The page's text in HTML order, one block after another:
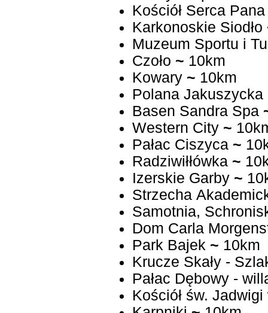
Kościół Serca
Karkonoskie Siodło
Muzeum Sportu i
Czoło ~ 10km
Kowary ~ 10km
Polana Jakuszycka
Basen Sandra Spa
Western City ~
Pałac Ciszyca ~
Radziwiłłówka ~
Izerskie Garby ~
Strzecha
Samotnia,
Dom Carla
Park Bajek ~ 10km
Krucze Skały -
Pałac Dębowy -
Kościół św.